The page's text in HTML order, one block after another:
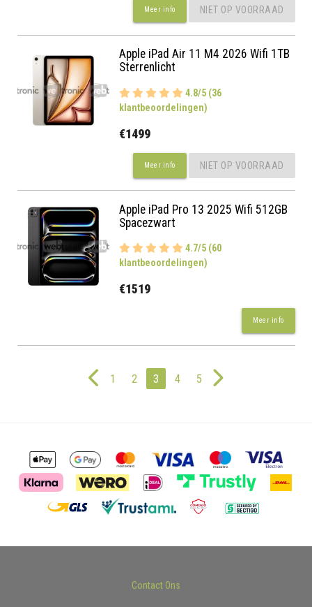
Meer info NIET OP VOORRAAD
Apple iPad Air 11 M4 2026 Wifi 1TB
Sterrenlicht
4.8/5 (36
klantbeoordelingen)
€1499
Meer info NIET OP VOORRAAD
Apple iPad Pro 13 2025 Wifi 512GB
Spacezwart
4.7/5 (60
klantbeoordelingen)
€1519
Meer info
1 2 3 4 5
Contact Ons